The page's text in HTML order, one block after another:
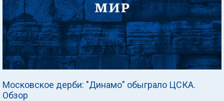
Московское дерби: "Динамо" обыграло ЦСКА.
Обзор